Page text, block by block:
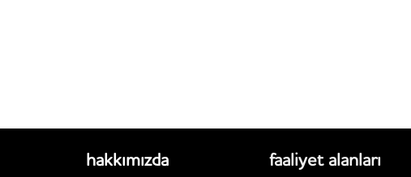
hakkımızda faaliyet alanları